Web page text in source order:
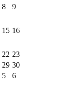
8 9
15 16
22 23
29 30
5 6